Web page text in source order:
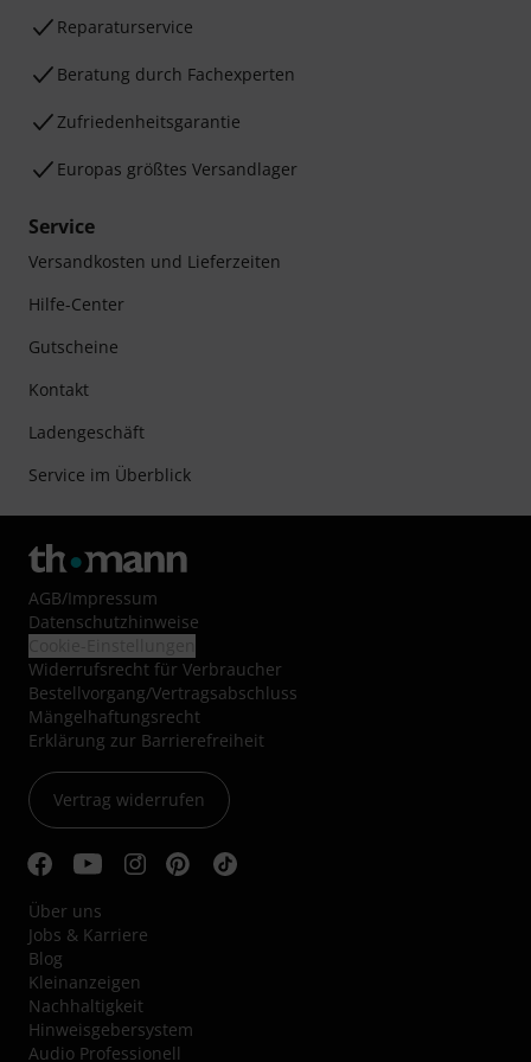
Reparaturservice
Beratung durch Fachexperten
Zufriedenheitsgarantie
Europas größtes Versandlager
Service
Versandkosten und Lieferzeiten
Hilfe-Center
Gutscheine
Kontakt
Ladengeschäft
Service im Überblick
AGB/Impressum
Datenschutzhinweise
Widerrufsrecht für Verbraucher
Bestellvorgang/Vertragsabschluss
Mängelhaftungsrecht
Erklärung zur Barrierefreiheit
Vertrag widerrufen
Über uns
Jobs & Karriere
Blog
Kleinanzeigen
Nachhaltigkeit
Hinweisgebersystem
Audio Professionell